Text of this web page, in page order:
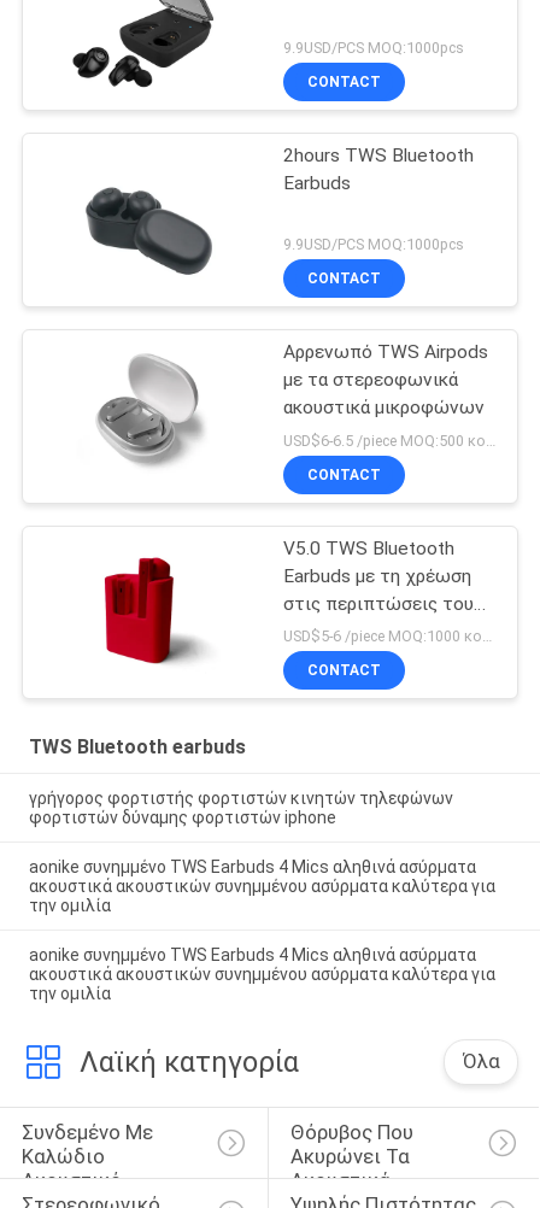
9.9USD/PCS MOQ:1000pcs
CONTACT
2hours TWS Bluetooth
Earbuds
9.9USD/PCS MOQ:1000pcs
CONTACT
Αρρενωπό TWS Airpods
με τα στερεοφωνικά
ακουστικά μικροφώνων
CONTACT
V5.0 TWS Bluetooth
Earbuds με τη χρέωση
στις περιπτώσεις του
ασύρματου ακουστικού
TWS
USD$5-6 /piece MOQ:1000 κομμάτια ανά στοιχεία
CONTACT
TWS Bluetooth earbuds
γρήγορος φορτιστής φορτιστών κινητών τηλεφώνων
φορτιστών δύναμης φορτιστών iphone
aonike συνημμένο TWS Earbuds 4 Mics αληθινά ασύρματα
ακουστικά ακουστικών συνημμένου ασύρματα καλύτερα για
την ομιλία
aonike συνημμένο TWS Earbuds 4 Mics αληθινά ασύρματα
ακουστικά ακουστικών συνημμένου ασύρματα καλύτερα για
την ομιλία
Λαϊκή κατηγορία Όλα
Συνδεμένο Με
Καλώδιο
Ακουστικό
Θόρυβος Που
Ακυρώνει Τα
Ακουστικά